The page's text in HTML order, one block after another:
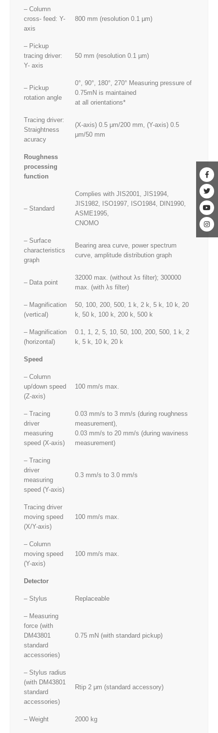
– Column
cross- feed: Y-
axis
800 mm (resolution 0.1 µm)
– Pickup
tracing driver:
Y- axis
50 mm (resolution 0.1 µm)
– Pickup
rotation angle
0°, 90°, 180°, 270° Measuring pressure of
0.75mN is maintained
at all orientations*
Tracing driver:
Straightness
acuracy
(X-axis) 0.5 μm/200 mm, (Y-axis) 0.5
μm/50 mm
Roughness
processing
function
– Standard
Complies with JIS2001, JIS1994,
JIS1982, ISO1997, ISO1984, DIN1990,
ASME1995,
CNOMO
– Surface
characteristics
graph
Bearing area curve, power spectrum
curve, amplitude distribution graph
– Data point
32000 max. (without λs filter); 300000
max. (with λs filter)
– Magnification
(vertical)
50, 100, 200, 500, 1 k, 2 k, 5 k, 10 k, 20
k, 50 k, 100 k, 200 k, 500 k
– Magnification
(horizontal)
0.1, 1, 2, 5, 10, 50, 100, 200, 500, 1 k, 2
k, 5 k, 10 k, 20 k
Speed
– Column
up/down speed
(Z-axis)
100 mm/s max.
– Tracing
driver
measuring
speed (X-axis)
0.03 mm/s to 3 mm/s (during roughness
measurement),
0.03 mm/s to 20 mm/s (during waviness
measurement)
– Tracing
driver
measuring
speed (Y-axis)
0.3 mm/s to 3.0 mm/s
Tracing driver
moving speed
(X/Y-axis)
100 mm/s max.
– Column
moving speed
(Y-axis)
100 mm/s max.
Detector
– Stylus Replaceable
– Measuring
force (with
DM43801
standard
accessories)
0.75 mN (with standard pickup)
– Stylus radius
(with DM43801
standard
accessories)
Rtip 2 μm (standard accessory)
– Weight 2000 kg